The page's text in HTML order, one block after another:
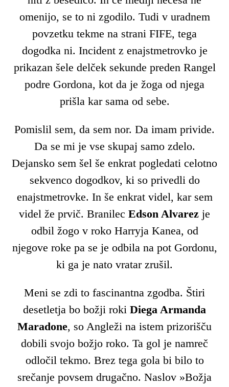
omenijo, se to ni zgodilo. Tudi v uradnem
povzetku tekme na strani FIFE, tega
dogodka ni. Incident z enajstmetrovko je
prikazan šele delček sekunde preden Rangel
podre Gordona, kot da je žoga od njega
prišla kar sama od sebe.
Pomislil sem, da sem nor. Da imam privide.
Da se mi je vse skupaj samo zdelo.
Dejansko sem šel še enkrat pogledati celotno
sekvenco dogodkov, ki so privedli do
enajstmetrovke. In še enkrat videl, kar sem
videl že prvič. Branilec Edson Alvarez je
odbil žogo v roko Harryja Kanea, od
njegove roke pa se je odbila na pot Gordonu,
ki ga je nato vratar zrušil.
Meni se zdi to fascinantna zgodba. Štiri
desetletja bo božji roki Diega Armanda
Maradone, so Angleži na istem prizorišču
dobili svojo božjo roko. Ta gol je namreč
odločil tekmo. Brez tega gola bi bilo to
srečanje povsem drugačno. Naslov »Božja